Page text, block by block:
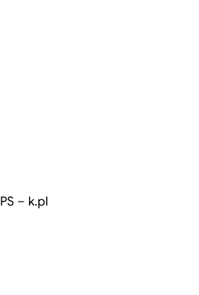
– k.pl